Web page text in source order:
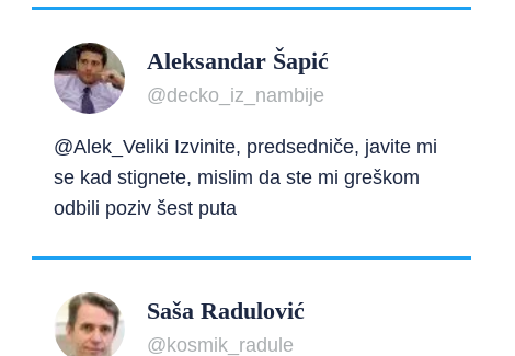
Aleksandar Šapić
@decko_iz_nambije
@Alek_Veliki Izvinite, predsedniče, javite mi
se kad stignete, mislim da ste mi greškom
odbili poziv šest puta
Saša Radulović
@kosmik_radule